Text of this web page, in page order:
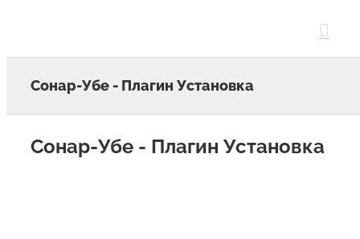
Сонар-Убе - Плагин Установка
Сонар-Убе - Плагин Установка